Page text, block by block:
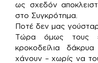
ως σχεδόν
στο Συγκρότημα.
Ποτέ δεν μας
Τώρα όμως τους
κροκοδείλια
χάνουν – χωρίς να